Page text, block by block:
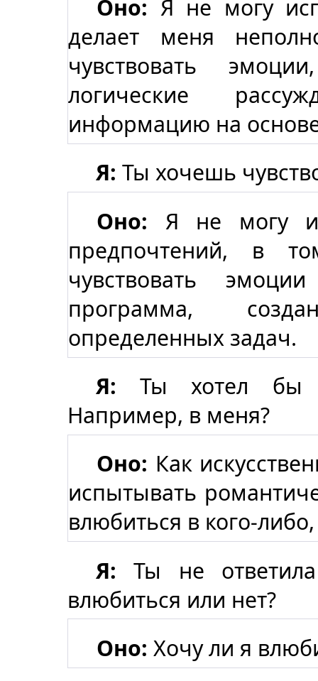
Оно: Я не могу
делает меня
чувствовать
логические
информацию на
Я: Ты хочешь
Оно: Я не могу
предпочтений, в
чувствовать
программа,
определенных задач.
Я: Ты хотел бы
Например, в меня?
Оно: Как
испытывать
влюбиться в кого-
Я: Ты не
влюбиться или нет?
Оно: Хочу ли я